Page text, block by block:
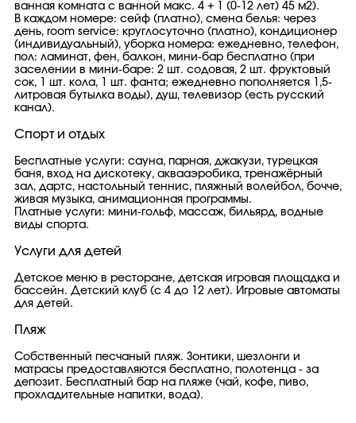
ванная комната с ванной макс. 4 + 1 (0-12 лет) 45 м2).
В каждом номере: сейф (платно), смена белья: через
день, room service: круглосуточно (платно), кондиционер
(индивидуальный), уборка номера: ежедневно, телефон,
пол: ламинат, фен, балкон, мини-бар бесплатно (при
заселении в мини-баре: 2 шт. содовая, 2 шт. фруктовый
сок, 1 шт. кола, 1 шт. фанта; ежедневно пополняется 1,5-
литровая бутылка воды), душ, телевизор (есть русский
канал).
Спорт и отдых
Бесплатные услуги: сауна, парная, джакузи, турецкая
баня, вход на дискотеку, аквааэробика, тренажёрный
зал, дартс, настольный теннис, пляжный волейбол, бочче,
живая музыка, анимационная программы.
Платные услуги: мини-гольф, массаж, бильярд, водные
виды спорта.
Услуги для детей
Детское меню в ресторане, детская игровая площадка и
бассейн. Детский клуб (с 4 до 12 лет). Игровые автоматы
для детей.
Пляж
Собственный песчаный пляж. Зонтики, шезлонги и
матрасы предоставляются бесплатно, полотенца - за
депозит. Бесплатный бар на пляже (чай, кофе, пиво,
прохладительные напитки, вода).